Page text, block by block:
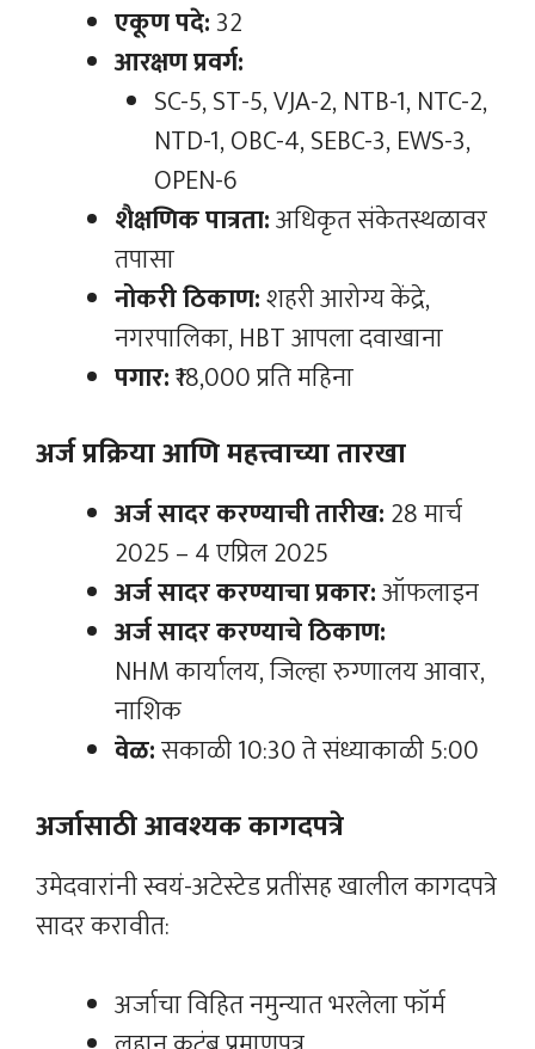
एकूण पदे:32
आरक्षण प्रवर्ग:
SC-5, ST-5, VJA-2, NTB-1, NTC-2,
NTD-1, OBC-4, SEBC-3, EWS-3,
OPEN-6
शैक्षणिक पात्रता:अधिकृत संकेतस्थळावर
तपासा
नोकरी ठिकाण:शहरी आरोग्य केंद्रे,
नगरपालिका, HBT आपला दवाखाना
पगार:₹18,000 प्रति महिना
अर्ज प्रक्रिया आणि महत्त्वाच्या तारखा
अर्ज सादर करण्याची तारीख:28 मार्च
2025 – 4 एप्रिल 2025
अर्ज सादर करण्याचा प्रकार:ऑफलाइन
अर्ज सादर करण्याचे ठिकाण:
NHM कार्यालय, जिल्हा रुग्णालय आवार,
नाशिक
वेळ:सकाळी 10:30 ते संध्याकाळी 5:00
अर्जासाठी आवश्यक कागदपत्रे
उमेदवारांनी स्वयं-अटेस्टेड प्रतींसह खालील कागदपत्रे
सादर करावीत:
अर्जाचा विहित नमुन्यात भरलेला फॉर्म